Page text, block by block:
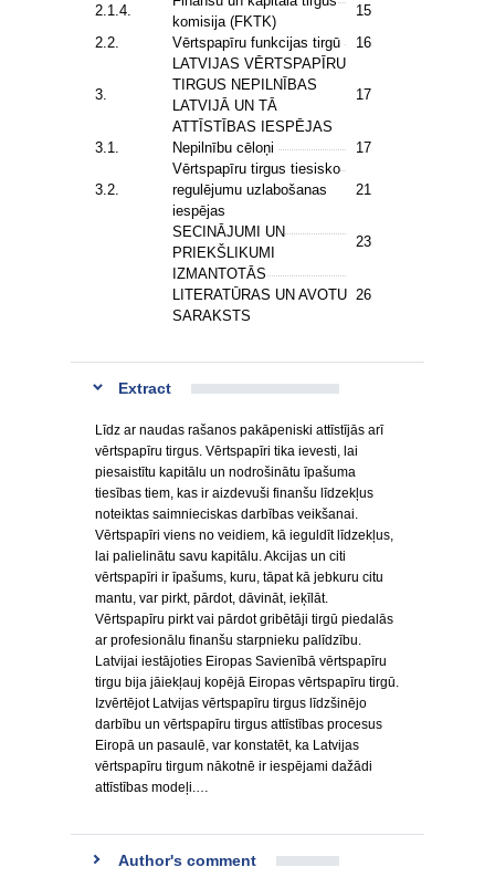
2.1.4.
komisija (FKTK)
15
2.2.
Vērtspapīru funkcijas tirgū 16
3.
LATVIJAS VĒRTSPAPĪRU
TIRGUS NEPILNĪBAS
LATVIJĀ UN TĀ
ATTĪSTĪBAS IESPĒJAS
17
3.1. Nepilnību cēloņi 17
3.2.
Vērtspapīru tirgus tiesisko
regulējumu uzlabošanas
iespējas
21
SECINĀJUMI UN
PRIEKŠLIKUMI
23
IZMANTOTĀS
LITERATŪRAS UN AVOTU
SARAKSTS
26
Extract
Līdz ar naudas rašanos pakāpeniski attīstījās arī
vērtspapīru tirgus. Vērtspapīri tika ievesti, lai
piesaistītu kapitālu un nodrošinātu īpašuma
tiesības tiem, kas ir aizdevuši finanšu līdzekļus
noteiktas saimnieciskas darbības veikšanai.
Vērtspapīri viens no veidiem, kā ieguldīt līdzekļus,
lai palielinātu savu kapitālu. Akcijas un citi
vērtspapīri ir īpašums, kuru, tāpat kā jebkuru citu
mantu, var pirkt, pārdot, dāvināt, ieķīlāt.
Vērtspapīru pirkt vai pārdot gribētāji tirgū piedalās
ar profesionālu finanšu starpnieku palīdzību.
Latvijai iestājoties Eiropas Savienībā vērtspapīru
tirgu bija jāiekļauj kopējā Eiropas vērtspapīru tirgū.
Izvērtējot Latvijas vērtspapīru tirgus līdzšinējo
darbību un vērtspapīru tirgus attīstības procesus
Eiropā un pasaulē, var konstatēt, ka Latvijas
vērtspapīru tirgum nākotnē ir iespējami dažādi
attīstības modeļi.…
Author's comment